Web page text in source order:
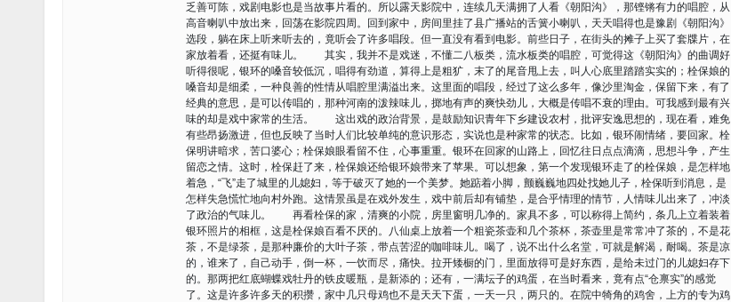
乏善可陈，戏剧电影也是当故事片看的。所以露天影院中，连续几天满拥了人看《朝阳沟》，那铿锵有力的唱腔，从
高音喇叭中放出来，回荡在影院四周。回到家中，房间里挂了县广播站的舌簧小喇叭，天天唱得也是豫剧《朝阳沟》
选段，躺在床上听来听去的，竟听会了许多唱段。但一直没有看到电影。前些日子，在街头的摊子上买了套牒片，在
家放着看，还挺有味儿。 其实，我并不是戏迷，不懂二八板类，流水板类的唱腔，可觉得这《朝阳沟》的曲调好
听得很呢，银环的嗓音较低沉，唱得有劲道，算得上是粗犷，末了的尾音甩上去，叫人心底里踏踏实实的；栓保娘的
嗓音却是细柔，一种良善的性情从唱腔里满溢出来。这里面的唱段，经过了这么多年，像沙里淘金，保留下来，有了
经典的意思，是可以传唱的，那种河南的泼辣味儿，掷地有声的爽快劲儿，大概是传唱不衰的理由。可我感到最有兴
味的却是戏中家常的生活。 这出戏的政治背景，是鼓励知识青年下乡建设农村，批评安逸思想的，现在看，难免
有些昂扬激进，但也反映了当时人们比较单纯的意识形态，实说也是种家常的状态。比如，银环闹情绪，要回家。栓
保明讲暗求，苦口婆心；栓保娘眼看留不住，心事重重。银环在回家的山路上，回忆往日点点滴滴，思想斗争，产生
留恋之情。这时，栓保赶了来，栓保娘还给银环娘带来了苹果。可以想象，第一个发现银环走了的栓保娘，是怎样地
着急，“飞”走了城里的儿媳妇，等于破灭了她的一个美梦。她踮着小脚，颤巍巍地四处找她儿子，栓保听到消息，是
怎样失急慌忙地向村外跑。这情景虽是在戏外发生，戏中前后却有铺垫，是合乎情理的情节，人情味儿出来了，冲淡
了政治的气味儿。 再看栓保的家，清爽的小院，房里窗明几净的。家具不多，可以称得上简约，条几上立着装着
银环照片的相框，这是栓保娘百看不厌的。八仙桌上放着一个粗瓷茶壶和几个茶杯，茶壶里是常常冲了茶的，不是花
茶，不是绿茶，是那种廉价的大叶子茶，带点苦涩的咖啡味儿。喝了，说不出什么名堂，可就是解渴，耐喝。茶是凉
的，谁来了，自己动手，倒一杯，一饮而尽，痛快。拉开矮橱的门，里面放得可是好东西，是给未过门的儿媳妇存下
的。那两把红底蝴蝶戏牡丹的铁皮暖瓶，是新添的；还有，一满坛子的鸡蛋，在当时看来，竟有点“仓禀实”的感觉
了。这是许多许多天的积攒，家中几只母鸡也不是天天下蛋，一天一只，两只的。在院中犄角的鸡舍，上方的专为鸡